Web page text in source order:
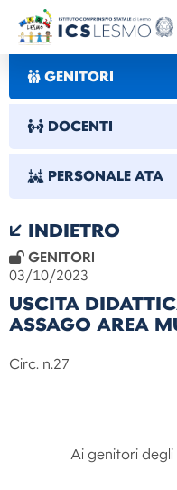
GENITORI
DOCENTI
PERSONALE ATA
INDIETRO
GENITORI
03/10/2023
USCITA
ASSAGO AREA
Circ. n.27
Ai genitori degli